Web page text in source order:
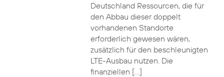
Deutschland Ressourcen, die für
den Abbau dieser doppelt
vorhandenen Standorte
erforderlich gewesen wären,
zusätzlich für den beschleunigten
LTE-Ausbau nutzen. Die
finanziellen […]